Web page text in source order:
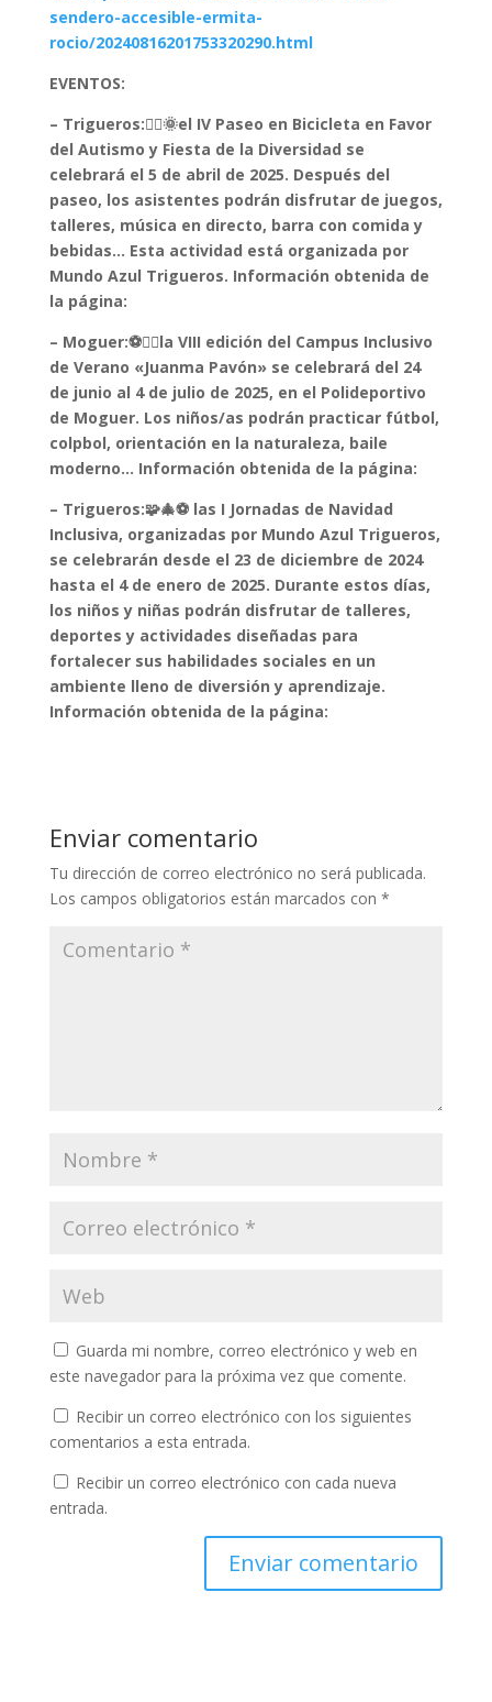
sendero-accesible-ermita-
rocio/20240816201753320290.html
EVENTOS:
– Trigueros:🚴‍♂️🌞el IV Paseo en Bicicleta en Favor
del Autismo y Fiesta de la Diversidad se
celebrará el 5 de abril de 2025. Después del
paseo, los asistentes podrán disfrutar de juegos,
talleres, música en directo, barra con comida y
bebidas… Esta actividad está organizada por
Mundo Azul Trigueros. Información obtenida de
la página:
– Moguer:⚽🏊‍♂️la VIII edición del Campus Inclusivo
de Verano «Juanma Pavón» se celebrará del 24
de junio al 4 de julio de 2025, en el Polideportivo
de Moguer. Los niños/as podrán practicar fútbol,
colpbol, orientación en la naturaleza, baile
moderno… Información obtenida de la página:
– Trigueros:🧩🎄⚽ las I Jornadas de Navidad
Inclusiva, organizadas por Mundo Azul Trigueros,
se celebrarán desde el 23 de diciembre de 2024
hasta el 4 de enero de 2025. Durante estos días,
los niños y niñas podrán disfrutar de talleres,
deportes y actividades diseñadas para
fortalecer sus habilidades sociales en un
ambiente lleno de diversión y aprendizaje.
Información obtenida de la página:
Enviar comentario
Tu dirección de correo electrónico no será publicada.
Los campos obligatorios están marcados con *
Guarda mi nombre, correo electrónico y web en
este navegador para la próxima vez que comente.
Recibir un correo electrónico con los siguientes
comentarios a esta entrada.
Recibir un correo electrónico con cada nueva
entrada.